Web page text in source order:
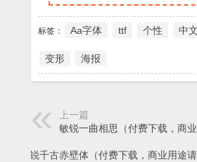
标签： Aa字体 ttf 个性 中
变形 海报
上一篇
敏锐一曲相思（付费下载，商
敏锐千古赤壁体（付费下载，商业用途